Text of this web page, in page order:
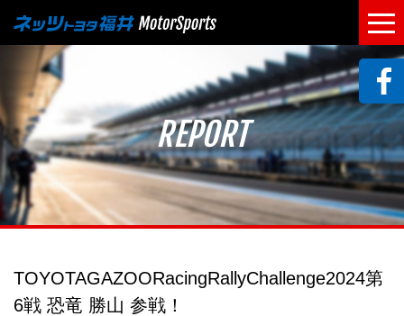
REPORT
TOYOTAGAZOORacingRallyChallenge2024第
6戦 恐竜 勝山 参戦！